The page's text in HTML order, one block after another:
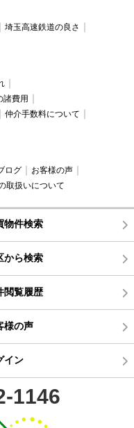
埼玉高速鉄道の良さ
諸費用
仲介手数料について
ログ
お客様の声
取扱いについて
物件検索
から検索
閲覧履歴
様の声
イン
1146